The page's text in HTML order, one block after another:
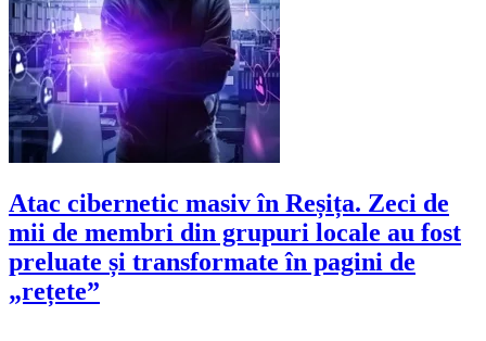
Atac cibernetic masiv în Reșița. Zeci de
mii de membri din grupuri locale au fost
preluate și transformate în pagini de
„rețete”